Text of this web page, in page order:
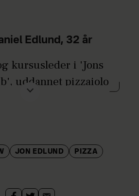
Edlund, 32 år
kursusleder i 'Jons
uddannet pizzaiolo
deltager i tv-
JON EDLUND PIZZA